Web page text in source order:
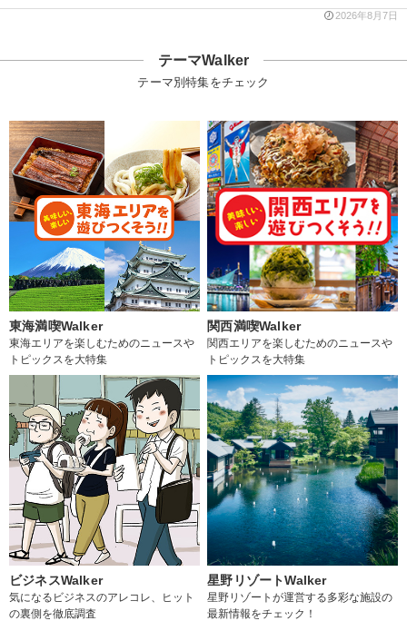
2026年8月7日
テーマWalker
テーマ別特集をチェック
東海満喫Walker
東海エリアを楽しむためのニュースや
トピックスを大特集
関西満喫Walker
関西エリアを楽しむためのニュースや
トピックスを大特集
ビジネスWalker
気になるビジネスのアレコレ、ヒット
の裏側を徹底調査
星野リゾートWalker
星野リゾートが運営する多彩な施設の
最新情報をチェック！